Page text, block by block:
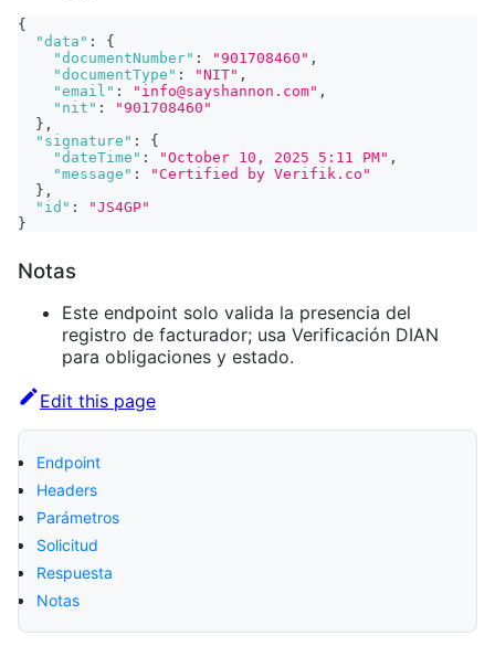
{
"data" :
{
"documentNumber" : "901708460" ,
"documentType" : "NIT" ,
"email" : "info@sayshannon.com" ,
"nit" :
"901708460"
} ,
"signature" :
{
"dateTime" : "October 10, 2025 5:11 PM" ,
"message" :
"Certified by Verifik.co"
} ,
"id" :
"JS4GP"
}
Notas
Este endpoint solo valida la presencia del
registro de facturador; usa Verificación DIAN
para obligaciones y estado.
Edit this page
Endpoint
Headers
Parámetros
Solicitud
Respuesta
Notas